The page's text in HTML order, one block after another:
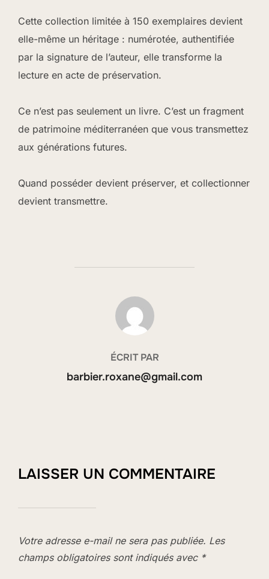
Cette collection limitée à 150 exemplaires devient
elle-même un héritage : numérotée, authentifiée
par la signature de l’auteur, elle transforme la
lecture en acte de préservation.
Ce n’est pas seulement un livre. C’est un fragment
de patrimoine méditerranéen que vous transmettez
aux générations futures.
Quand posséder devient préserver, et collectionner
devient transmettre.
AUTEUR DE LA PUBLICATION
ÉCRIT PAR
barbier.roxane@gmail.com
LAISSER UN COMMENTAIRE
Votre adresse e-mail ne sera pas publiée. Les
champs obligatoires sont indiqués avec *